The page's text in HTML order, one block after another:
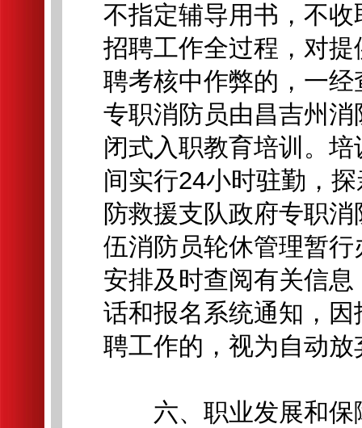
不指定辅导用书，不
招聘工作全过程，对
聘考核中作弊的，一
专职消防员由昌吉州
闭式入职教育培训。
间实行24小时驻勤，
防救援支队政府专职
伍消防员轮休管理暂
安排及时查阅有关信
话和报名系统通知，
聘工作的，视为自动放
六、职业发展和保